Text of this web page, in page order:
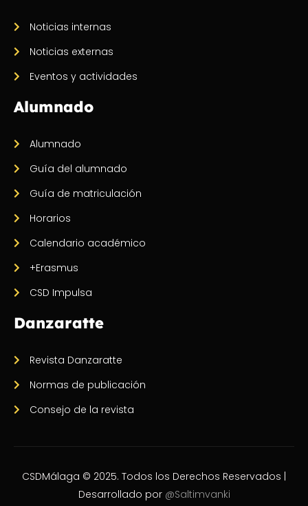
Noticias internas
Noticias externas
Eventos y actividades
Alumnado
Alumnado
Guía del alumnado
Guía de matriculación
Horarios
Calendario académico
+Erasmus
CSD Impulsa
Danzaratte
Revista Danzaratte
Normas de publicación
Consejo de la revista
CSDMálaga © 2025. Todos los Derechos Reservados |
Desarrollado por @Saltimvanki